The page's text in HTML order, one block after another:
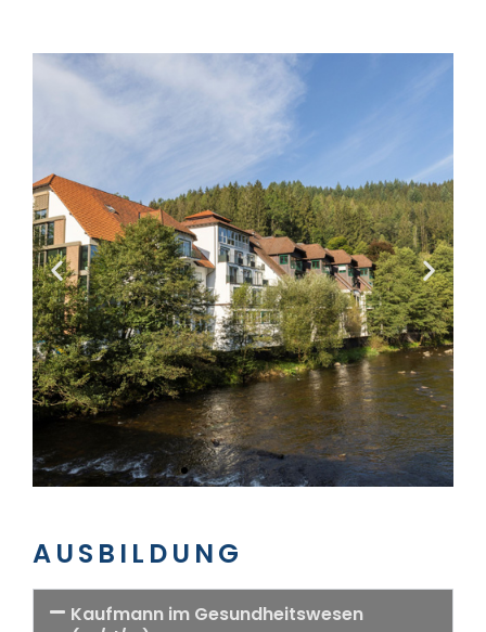
AUSBILDUNG
Kaufmann im Gesundheitswesen